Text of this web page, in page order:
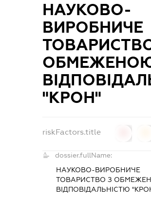
НАУКОВО-
ВИРОБНИЧЕ
"КРОН"
riskFactors.title
dossier.fullName:
НАУКОВО-ВИРОБНИЧЕ
ТОВАРИСТВО З
ВІДПОВІДАЛЬНІСТЮ